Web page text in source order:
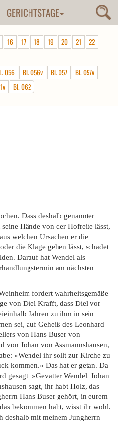
GERICHTSTAGE
16 17 18 19 20 21
22
056 Bl. 056v Bl. 057
Bl. 057v
Bl. 062
Dass deshalb genannter
Hände von der Hofreite lässt,
welchen Ursachen er die
die Klage gehen lässt, schadet
Darauf hat Wendel als
am nächsten
fordert wahrheitsgemäße
von Diel Krafft, dass Diel vor
Jahren zu ihm in sein
sei, auf Geheiß des Leonhard
von Hans Buser von
von Johan von Assmannshausen,
»Wendel ihr sollt zur Kirche zu
kommen.« Das hat er getan. Da
gesagt: »Gevatter Wendel, Johan
sagt, ihr habt Holz, das
Hans Buser gehört, in eurem
bekommen habt, wisst ihr wohl.
deshalb mit meinem Jungherrn